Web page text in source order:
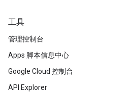
工具
管理控制台
Apps 脚本信息中心
Google Cloud 控制台
API Explorer